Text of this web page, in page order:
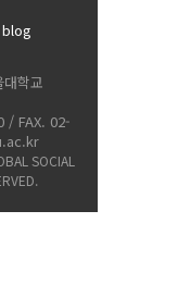
학교
/ FAX. 02-
SOCIAL